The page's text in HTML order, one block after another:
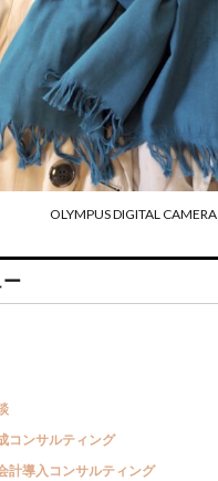
OLYMPUS DIGITAL CAMERA
ー
コンサルティング
計導入コンサルティング